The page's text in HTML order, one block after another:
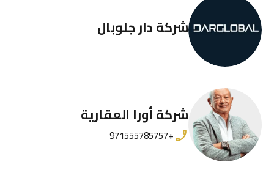
شركة دار جلوبال
شركة أورا العقارية
+971555785757